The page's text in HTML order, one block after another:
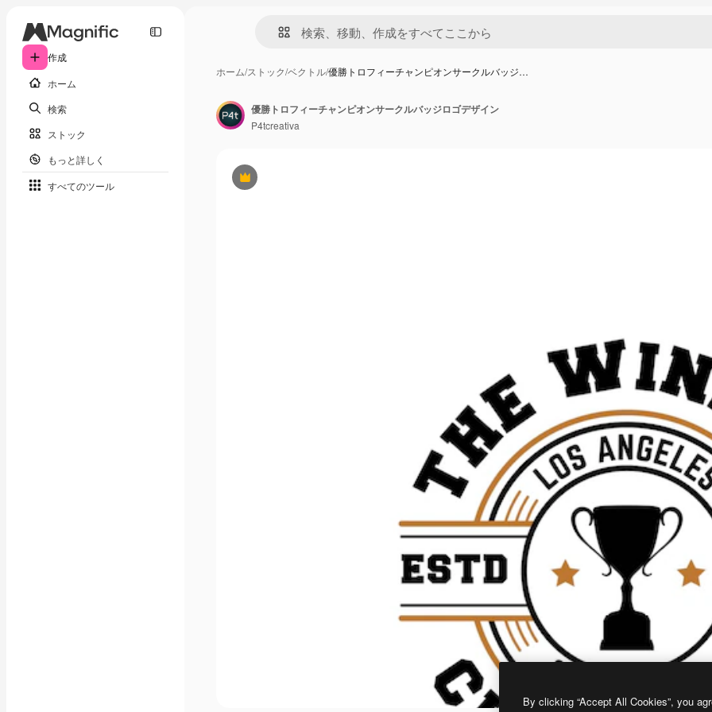
作成
ホーム
検索
ストック
もっと詳しく
すべてのツール
ホーム/ストック/ベクトル/優勝トロフィーチャンピオンサークルバッジ…
Premium
優勝トロフィーチャンピオンサークルバッジロゴデザイン
P4tcreativa
By clicking “Accept All Cookies”, you